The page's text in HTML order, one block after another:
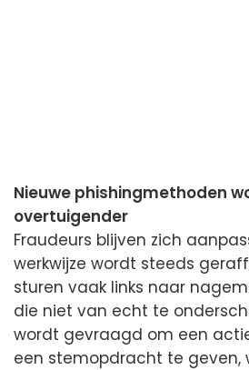
Nieuwe phishingmethoden
overtuigender
Fraudeurs blijven zich
werkwijze wordt steeds
sturen vaak links naar
die niet van echt te
wordt gevraagd om een
een stemopdracht te geven,